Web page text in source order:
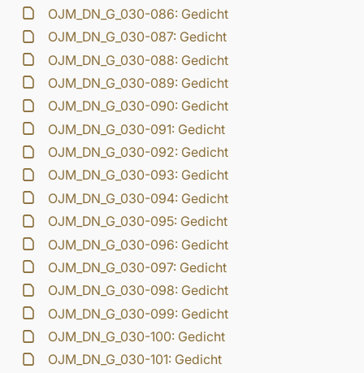
OJM_DN_G_030-086: Gedicht
OJM_DN_G_030-087: Gedicht
OJM_DN_G_030-088: Gedicht
OJM_DN_G_030-089: Gedicht
OJM_DN_G_030-090: Gedicht
OJM_DN_G_030-091: Gedicht
OJM_DN_G_030-092: Gedicht
OJM_DN_G_030-093: Gedicht
OJM_DN_G_030-094: Gedicht
OJM_DN_G_030-095: Gedicht
OJM_DN_G_030-096: Gedicht
OJM_DN_G_030-097: Gedicht
OJM_DN_G_030-098: Gedicht
OJM_DN_G_030-099: Gedicht
OJM_DN_G_030-100: Gedicht
OJM_DN_G_030-101: Gedicht